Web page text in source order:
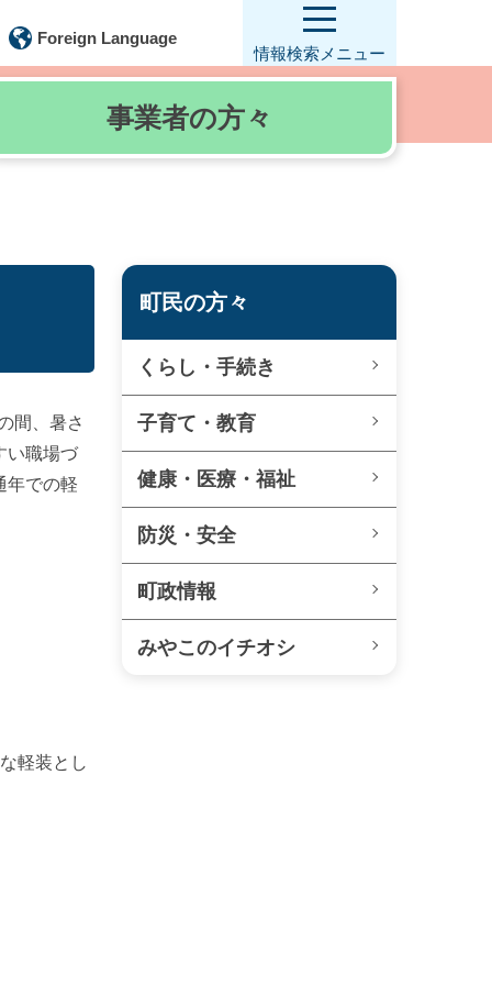
Foreign Language
情報検索 メニュー
事業者の方々
間、暑さ
い職場づ
年での軽
軽装とし
町民の方々
くらし・手続き
子育て・教育
健康・医療・福祉
防災・安全
町政情報
みやこのイチオシ